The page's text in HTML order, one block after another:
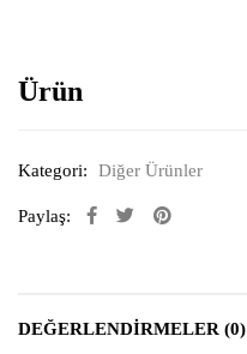
Ürün
Kategori: Diğer Ürünler
Paylaş:
DEĞERLENDIRMELER (0)